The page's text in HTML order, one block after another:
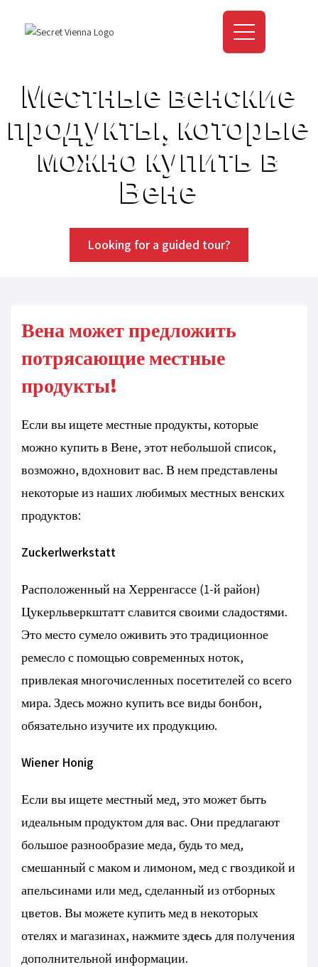
Местные венские
продукты, которые
можно купить в
Вене
Looking for a guided tour?
Вена может предложить
потрясающие местные
продукты!
Если вы ищете местные продукты, которые
можно купить в Вене, этот небольшой список,
возможно, вдохновит вас. В нем представлены
некоторые из наших любимых местных венских
продуктов:
Zuckerlwerkstatt
Расположенный на Херренгассе (1-й район)
Цукерльверкштатт славится своими сладостями.
Это место сумело оживить это традиционное
ремесло с помощью современных ноток,
привлекая многочисленных посетителей со всего
мира. Здесь можно купить все виды бонбон,
обязательно изучите их продукцию.
Wiener Honig
Если вы ищете местный мед, это может быть
идеальным продуктом для вас. Они предлагают
большое разнообразие меда, будь то мед,
смешанный с маком и лимоном, мед с гвоздикой и
апельсинами или мед, сделанный из отборных
цветов. Вы можете купить мед в некоторых
отелях и магазинах, нажмитездесь для получения
дополнительной информации.